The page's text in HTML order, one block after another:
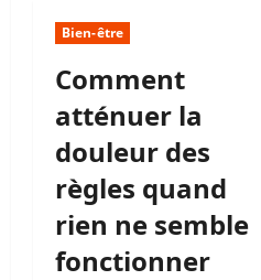
Bien-être
Comment
atténuer la
douleur des
règles quand
rien ne semble
fonctionner